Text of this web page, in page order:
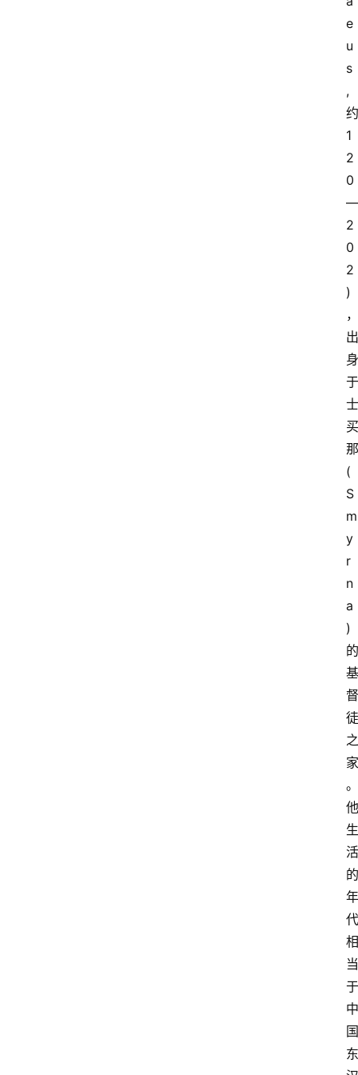
e
u
s
,
约
1
2
0
—
2
0
2
)
，
出
身
于
士
买
那
(
S
m
y
r
n
a
)
的
基
督
徒
之
家
。
他
生
活
的
年
代
相
当
于
中
国
东